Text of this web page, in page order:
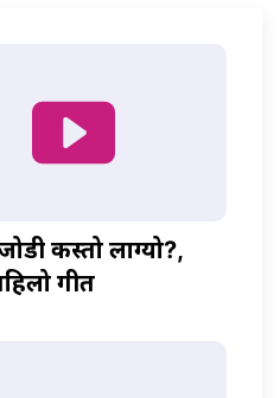
कस्तो लाग्यो?,
गीत